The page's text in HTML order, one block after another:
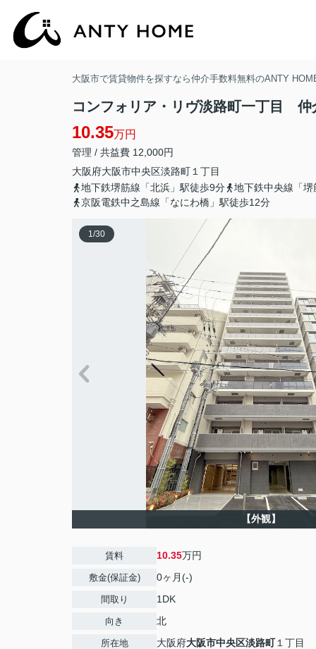
大阪市で賃貸物件を探すなら仲介手数料無料のANTY
コンフォリア・リヴ淡路町一丁目 仲
10.35万円
管理 / 共益費 12,000円
大阪府大阪市中央区淡路町 １丁目
地下鉄堺筋線「北浜」駅徒歩9分
地下鉄中央線「
京阪電鉄中之島線「なにわ橋」駅徒歩12分
1/30
【外観】
賃料 10.35万円
敷金(保証金) 0ヶ月(-)
間取り 1DK
向き 北
所在地 大阪府大阪市中央区淡路町１丁目